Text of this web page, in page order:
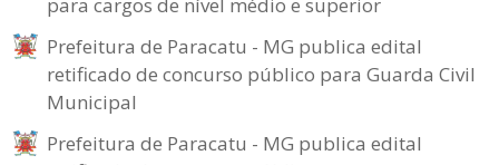
Prefeitura de Paracatu - MG publica edital
retificado de concurso público para Guarda Civil
Municipal
Prefeitura de Paracatu - MG publica edital